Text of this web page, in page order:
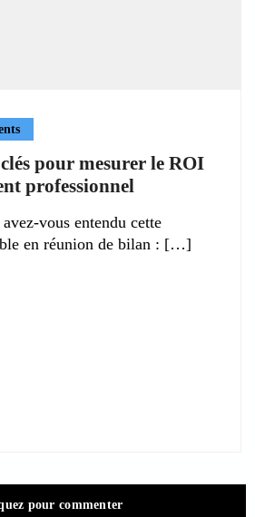
pour mesurer le ROI
professionnel
vous entendu cette
en réunion de bilan :
pour commenter